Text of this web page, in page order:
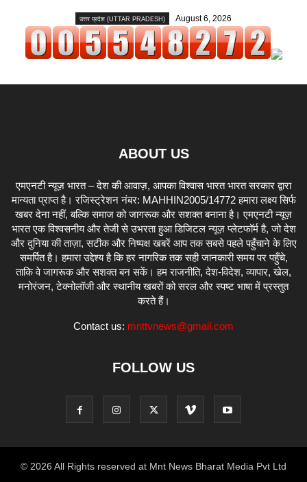
उत्तर प्रदेश (UTTAR PRADESH) August 6, 2026
ABOUT US
एमएनटी न्यूज़ भारत – देश की आवाज़, आपका विश्वास भारत भारत सरकार द्वारा
मान्यता प्राप्त है। रजिस्ट्रेशन नंबर: MAHHIN2005/14772 हमारा लक्ष्य सिर्फ
खबर देना नहीं, बल्कि समाज को जागरूक और सशक्त बनाना है। एमएनटी न्यूज़
भारत एक विश्वसनीय और तेजी से उभरता हुआ डिजिटल न्यूज़ प्लेटफॉर्म है, जो देश
और दुनिया की ताज़ा, सटीक और निष्पक्ष खबरें आप तक सबसे पहले पहुँचाने के लिए
समर्पित है। हमारा उद्देश्य है कि हर नागरिक तक सही जानकारी समय पर पहुँचे,
ताकि वे जागरूक और सशक्त बन सकें। हम राजनीति, देश-विदेश, व्यापार, खेल,
मनोरंजन, टेक्नोलॉजी और स्थानीय खबरों को सरल और स्पष्ट भाषा में प्रस्तुत
करते हैं।
Contact us: mnttvnews@gmail.com
FOLLOW US
© 2026 All Rights reserved at Mnt News Bharat Media Pvt Ltd